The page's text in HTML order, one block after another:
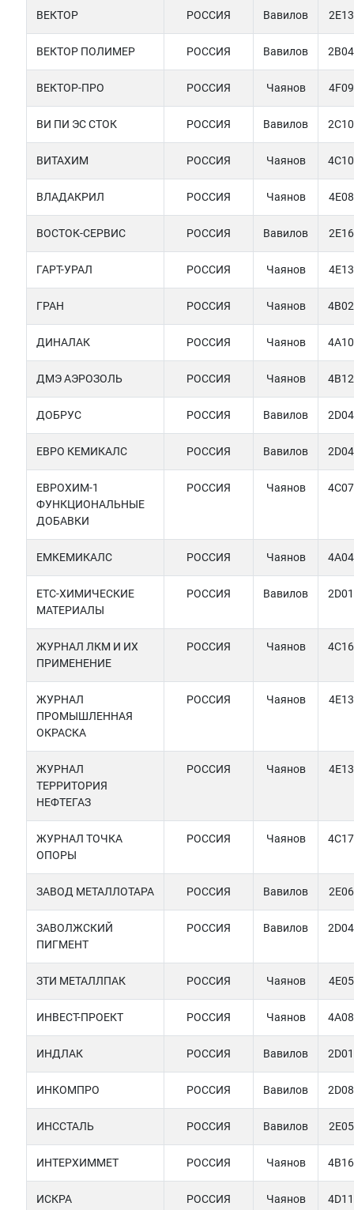
ВЕКТОР РОССИЯ Вавилов
ВЕКТОР ПОЛИМЕР РОССИЯ Вавилов
ВЕКТОР-ПРО РОССИЯ Чаянов
ВИ ПИ ЭС СТОК РОССИЯ Вавилов
ВИТАХИМ РОССИЯ Чаянов
ВЛАДАКРИЛ РОССИЯ Чаянов
ВОСТОК-СЕРВИС РОССИЯ Вавилов
ГАРТ-УРАЛ РОССИЯ Чаянов
ГРАН РОССИЯ Чаянов
ДИНАЛАК РОССИЯ Чаянов
ДМЭ АЭРОЗОЛЬ РОССИЯ Чаянов
ДОБРУС РОССИЯ Вавилов
ЕВРО КЕМИКАЛС РОССИЯ Вавилов
ЕВРОХИМ-1
ФУНКЦИОНАЛЬНЫЕ
ДОБАВКИ
РОССИЯ Чаянов
ЕМКЕМИКАЛС РОССИЯ Чаянов
ЕТС-ХИМИЧЕСКИЕ
МАТЕРИАЛЫ
РОССИЯ Вавилов
ЖУРНАЛ ЛКМ И ИХ
ПРИМЕНЕНИЕ
РОССИЯ Чаянов
ЖУРНАЛ
ПРОМЫШЛЕННАЯ
ОКРАСКА
РОССИЯ Чаянов
ЖУРНАЛ
ТЕРРИТОРИЯ
НЕФТЕГАЗ
РОССИЯ Чаянов
ЖУРНАЛ ТОЧКА
ОПОРЫ
РОССИЯ Чаянов
ЗАВОД МЕТАЛЛОТАРА РОССИЯ Вавилов
ЗАВОЛЖСКИЙ
ПИГМЕНТ
РОССИЯ Вавилов
ЗТИ МЕТАЛЛПАК РОССИЯ Чаянов
ИНВЕСТ-ПРОЕКТ РОССИЯ Чаянов
ИНДЛАК РОССИЯ Вавилов
ИНКОМПРО РОССИЯ Вавилов
ИНССТАЛЬ РОССИЯ Вавилов
ИНТЕРХИММЕТ РОССИЯ Чаянов
ИСКРА РОССИЯ Чаянов